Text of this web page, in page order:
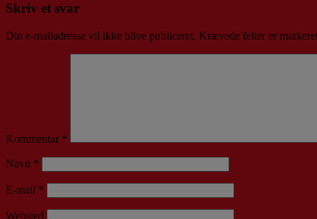
Skriv et svar
Din e-mailadresse vil ikke blive publiceret. Krævede felter er
Kommentar *
Navn *
E-mail *
Websted